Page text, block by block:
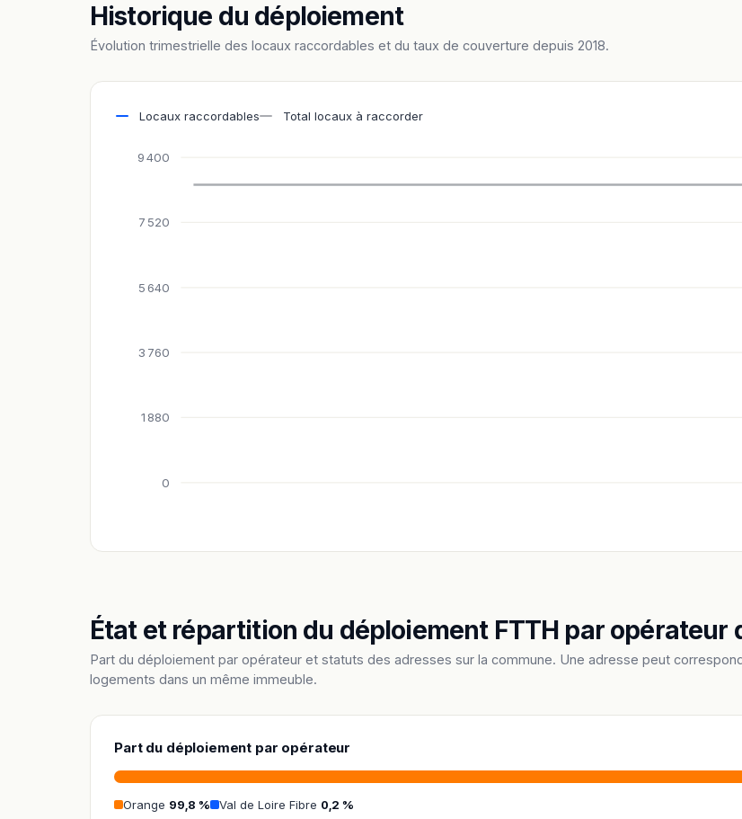
Historique du déploiement
Évolution trimestrielle des locaux raccordables et du taux de couverture depuis 2018.
Locaux raccordables Total locaux à raccorder
0
1 880
3 760
5 640
7 520
9 400
État et répartition du déploiement FTTH par
Part du déploiement par opérateur et statuts des adresses sur la commune. Une adresse peut
logements dans un même immeuble.
Part du déploiement par opérateur
Orange 99,8 % Val de Loire Fibre 0,2 %